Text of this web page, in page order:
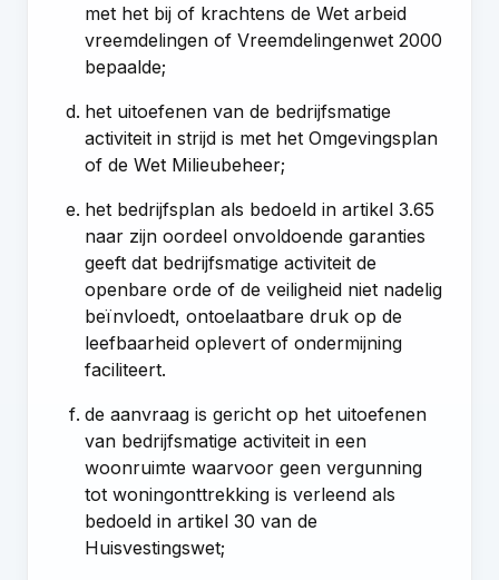
met het bij of krachtens de Wet arbeid
vreemdelingen of Vreemdelingenwet 2000
bepaalde;
het uitoefenen van de bedrijfsmatige
activiteit in strijd is met het Omgevingsplan
of de Wet Milieubeheer;
het bedrijfsplan als bedoeld in artikel 3.65
naar zijn oordeel onvoldoende garanties
geeft dat bedrijfsmatige activiteit de
openbare orde of de veiligheid niet nadelig
beïnvloedt, ontoelaatbare druk op de
leefbaarheid oplevert of ondermijning
faciliteert.
de aanvraag is gericht op het uitoefenen
van bedrijfsmatige activiteit in een
woonruimte waarvoor geen vergunning
tot woningonttrekking is verleend als
bedoeld in artikel 30 van de
Huisvestingswet;